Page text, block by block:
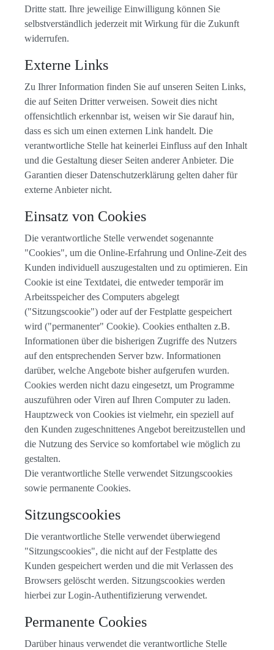
Dritte statt. Ihre jeweilige Einwilligung können Sie
selbstverständlich jederzeit mit Wirkung für die Zukunft
widerrufen.
Externe Links
Zu Ihrer Information finden Sie auf unseren Seiten Links,
die auf Seiten Dritter verweisen. Soweit dies nicht
offensichtlich erkennbar ist, weisen wir Sie darauf hin,
dass es sich um einen externen Link handelt. Die
verantwortliche Stelle hat keinerlei Einfluss auf den Inhalt
und die Gestaltung dieser Seiten anderer Anbieter. Die
Garantien dieser Datenschutzerklärung gelten daher für
externe Anbieter nicht.
Einsatz von Cookies
Die verantwortliche Stelle verwendet sogenannte
"Cookies", um die Online-Erfahrung und Online-Zeit des
Kunden individuell auszugestalten und zu optimieren. Ein
Cookie ist eine Textdatei, die entweder temporär im
Arbeitsspeicher des Computers abgelegt
("Sitzungscookie") oder auf der Festplatte gespeichert
wird ("permanenter" Cookie). Cookies enthalten z.B.
Informationen über die bisherigen Zugriffe des Nutzers
auf den entsprechenden Server bzw. Informationen
darüber, welche Angebote bisher aufgerufen wurden.
Cookies werden nicht dazu eingesetzt, um Programme
auszuführen oder Viren auf Ihren Computer zu laden.
Hauptzweck von Cookies ist vielmehr, ein speziell auf
den Kunden zugeschnittenes Angebot bereitzustellen und
die Nutzung des Service so komfortabel wie möglich zu
gestalten.
Die verantwortliche Stelle verwendet Sitzungscookies
sowie permanente Cookies.
Sitzungscookies
Die verantwortliche Stelle verwendet überwiegend
"Sitzungscookies", die nicht auf der Festplatte des
Kunden gespeichert werden und die mit Verlassen des
Browsers gelöscht werden. Sitzungscookies werden
hierbei zur Login-Authentifizierung verwendet.
Permanente Cookies
Darüber hinaus verwendet die verantwortliche Stelle